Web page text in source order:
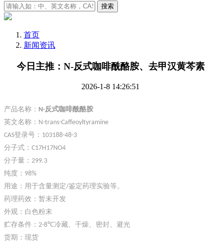
搜索
首页
新闻资讯
今日主推：N-反式咖啡酰酪胺、去甲汉黄芩素
2026-1-8 14:26:51
产品名称： N-反式咖啡酰酪胺
英文名称： N-trans-Caffeoyltyramine
CAS登录号 ： 103188-48-3
分子式： C17H17NO4
分子量： 299.3
纯度： 98%
用途：用于含量测定/鉴定药理实验等。
药理药效：暂未开发
外观：白色粉末
贮存条件： 2-8℃冷藏、干燥、密封、避光
货期：现货